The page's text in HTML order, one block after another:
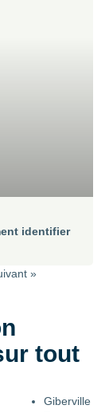
identifier
»
tout
Giberville